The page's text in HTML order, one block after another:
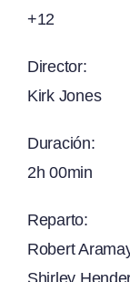
+12
Director:
Kirk Jones
Duración:
2h 00min
Reparto:
Robert
Shirley